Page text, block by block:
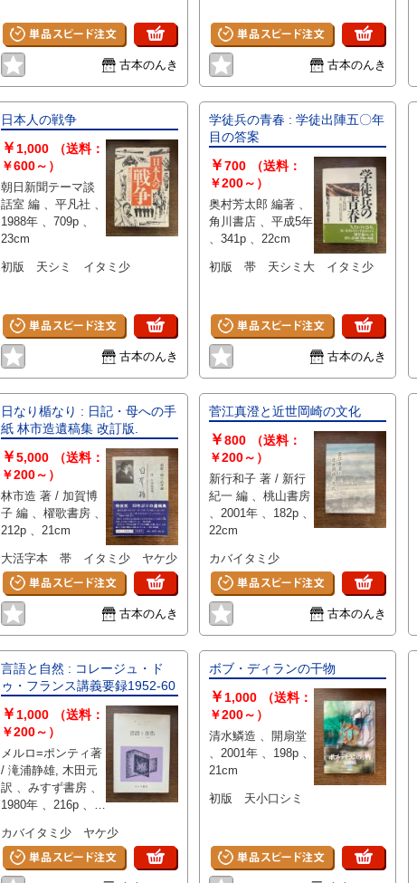
古本のんき 古本のんき
日本人の戦争
￥ 1,000
（送料：
￥600～）
朝日新聞テーマ談
話室 編 、平凡社 、
1988年 、709p 、
23cm
初版 天シミ イタミ少
古本のんき
学徒兵の青春 : 学徒出陣五〇年
目の答案
￥700
（送料：
￥200～）
奥村芳太郎 編著 、
角川書店 、平成5年
、341p 、22cm
初版 帯 天シミ大 イタミ少
古本のんき
日なり楯なり : 日記・母への手
紙 林市造遺稿集 改訂版.
￥5,000
（送料：
￥200～）
林市造 著 / 加賀博
子 編 、櫂歌書房 、
212p 、21cm
大活字本 帯 イタミ少 ヤケ少
古本のんき
菅江真澄と近世岡崎の文化
￥800
（送料：
￥200～）
新行和子 著 / 新行
紀一 編 、桃山書房
、2001年 、182p 、
22cm
カバイタミ少
古本のんき
言語と自然 : コレージュ・ド
ゥ・フランス講義要録1952-60
￥ 1,000
（送料：
￥200～）
メルロ=ポンティ著
/ 滝浦静雄, 木田元
訳 、みすず書房 、
1980年 、216p 、
カバイタミ少 ヤケ少
ボブ・ディランの干物
￥ 1,000
（送料：
￥200～）
清水鱗造 、開扇堂
、2001年 、198p 、
21cm
初版 天小口シミ